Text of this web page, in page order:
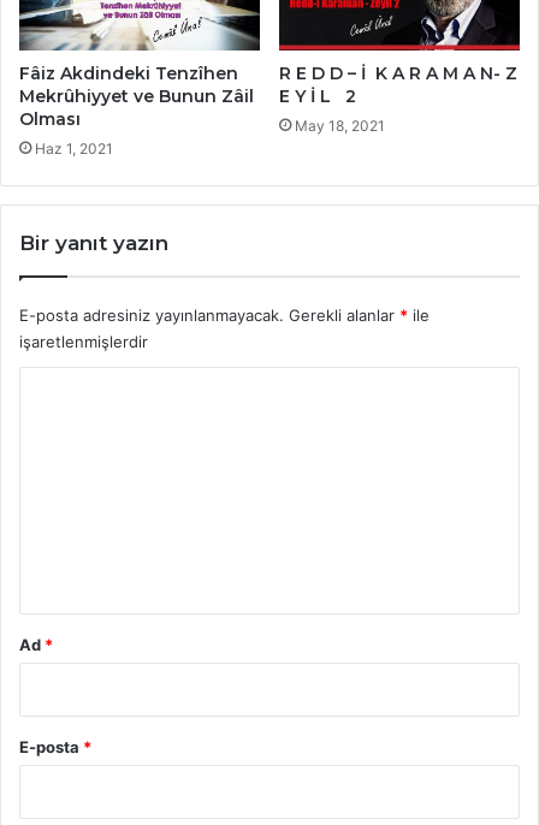
Fâiz Akdindeki Tenzîhen
Mekrûhiyyet ve Bunun Zâil
Olması
Haz 1, 2021
R E D D – İ K A R A M A N- Z
E Y İ L 2
May 18, 2021
Bir yanıt yazın
E-posta adresiniz yayınlanmayacak. Gerekli alanlar * ile
işaretlenmişlerdir
Ad *
E-posta *